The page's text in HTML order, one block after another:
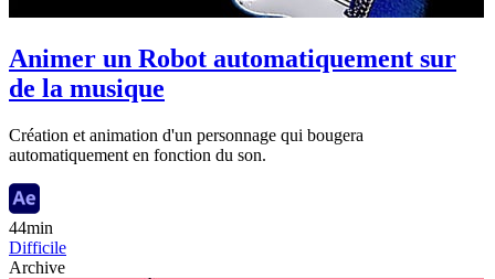
Animer un Robot automatiquement sur
de la musique
Création et animation d'un personnage qui bougera
automatiquement en fonction du son.
44min
Difficile
Archive